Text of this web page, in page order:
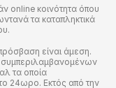
online κοινότητα όπου
τα καταπληκτικά
είναι άμεση.
συμπεριλαμβανομένων
τα οποία
24ωρο. Εκτός από την